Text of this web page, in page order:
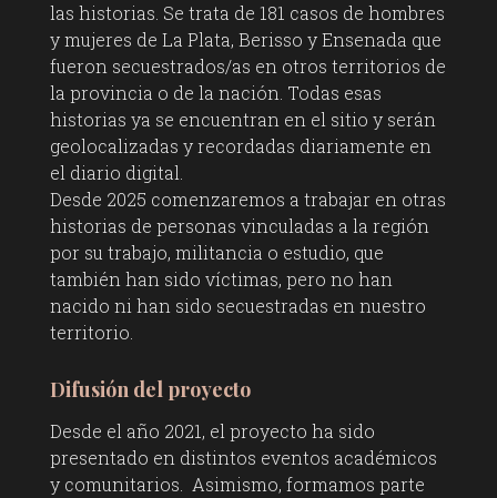
las historias. Se trata de 181 casos de hombres
y mujeres de La Plata, Berisso y Ensenada que
fueron secuestrados/as en otros territorios de
la provincia o de la nación. Todas esas
historias ya se encuentran en el sitio y serán
geolocalizadas y recordadas diariamente en
el diario digital.
Desde 2025 comenzaremos a trabajar en otras
historias de personas vinculadas a la región
por su trabajo, militancia o estudio, que
también han sido víctimas, pero no han
nacido ni han sido secuestradas en nuestro
territorio.
Difusión del proyecto
Desde el año 2021, el proyecto ha sido
presentado en distintos eventos académicos
y comunitarios. Asimismo, formamos parte